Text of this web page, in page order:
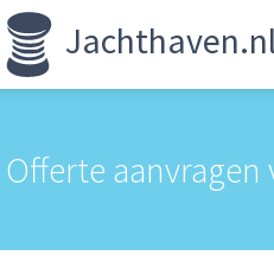
Jachthaven.nl
Offerte